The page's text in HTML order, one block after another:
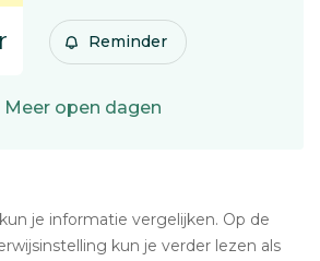
Reminder
Meer open dagen
je informatie vergelijken. Op de
kun je verder lezen als